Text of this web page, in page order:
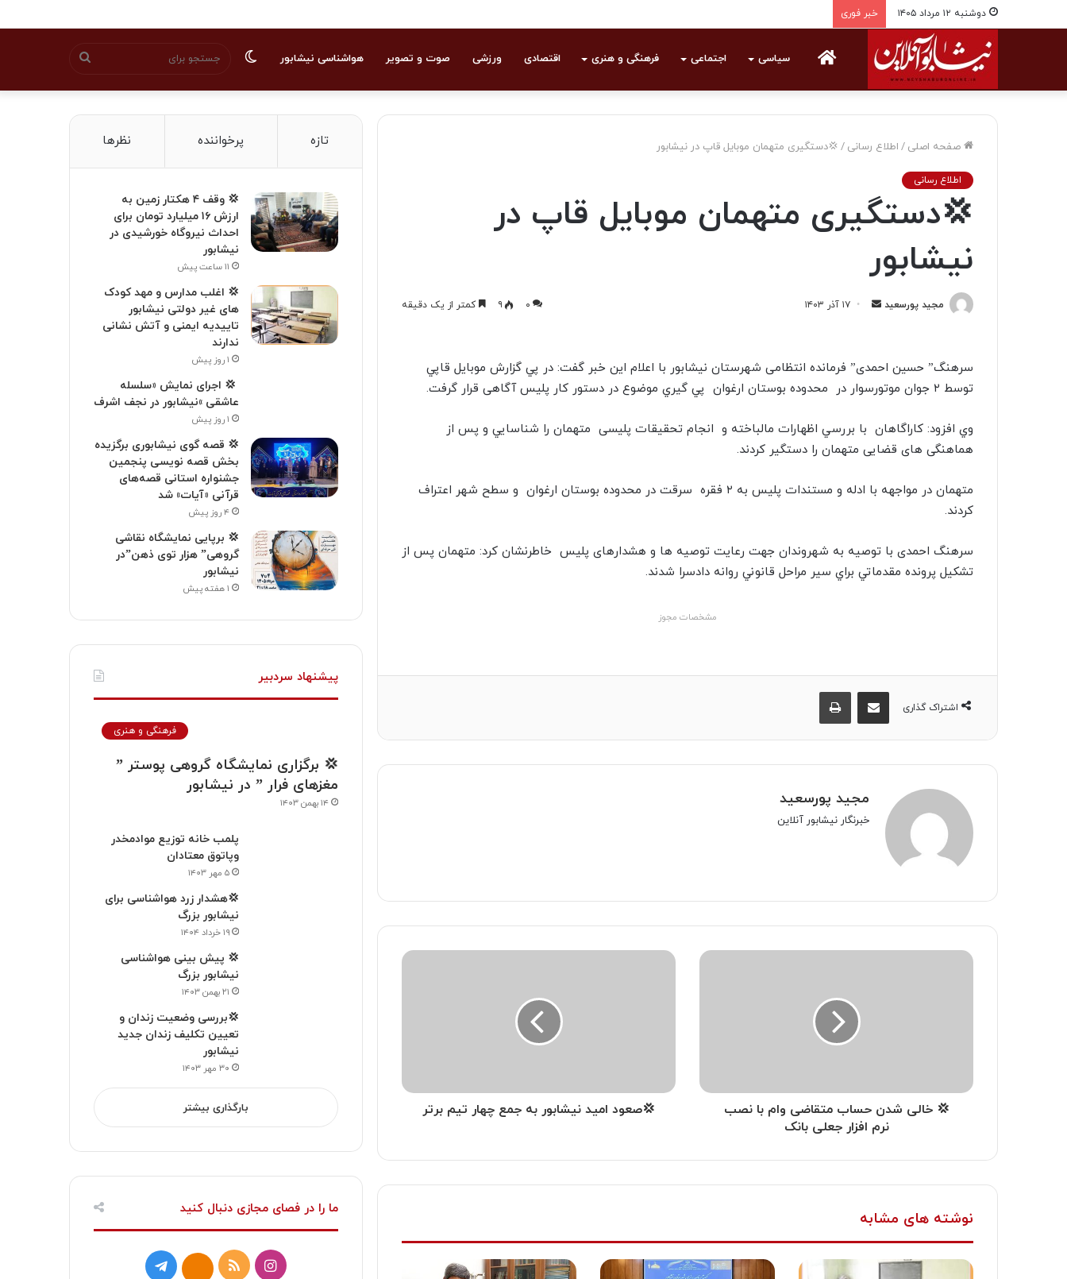
دوشنبه ۱۲ مرداد ۱۴۰۵ خبر فوری
سیاسی اجتماعی فرهنگی و هنری اقتصادی ورزشی صوت و تصویر هواشناسی نیشابور
برای
تغییر
صفحه اصلی / اطلاع رسانی / 💢دستگیری متهمان موبایل قاپ در نیشابور
اطلاع رسانی
💢دستگیری متهمان موبایل قاپ در
نیشابور
مجید پورسعید
ی
ی
۱۷ آذر ۱۴۰۳ ۰ ۹ کمتر از یک دقیقه
سرهنگ” حسین احمدی” فرمانده انتظامی شهرستان نیشابور با اعلام اين خبر گفت: در پي گزارش موبايل قاپي
توسط ۲ جوان موتورسوار در محدوده بوستان ارغوان پي گيري موضوع در دستور کار پلیس آگاهی قرار گرفت.
وي افزود: کاراگاهان با بررسي اظهارات مالباخته و انجام تحقیقات پلیسی متهمان را شناسايي و پس از
هماهنگی های قضایی متهمان را دستگیر کردند.
متهمان در مواجهه با ادله و مستندات پلیس به ۲ فقره سرقت در محدوده بوستان ارغوان و سطح شهر اعتراف
کردند.
سرهنگ احمدی با توصیه به شهروندان جهت رعایت توصیه ها و هشدارهای پلیس خاطرنشان کرد: متهمان پس از
تشکيل پرونده مقدماتي براي سير مراحل قانوني روانه دادسرا شدند.
مشخصات مجوز
اشتراک گذاری
مجید پورسعید
خبرنگار نیشابور آنلاین
💢 خالی شدن حساب متقاضی وام با نصب
نرم افزار جعلی بانک
💢صعود امید نیشابور به جمع چهار تیم برتر
نوشته های مشابه
تازه پرخواننده نظرها
💢 وقف ۴ هکتار زمین به
ارزش ۱۶ میلیارد تومان برای
احداث نیروگاه خورشیدی در
نیشابور
۱۱ ساعت پیش
💢 اغلب مدارس و مهد کودک
های غیر دولتی نیشابور
تاییدیه ایمنی و آتش نشانی
ندارند
۱ روز پیش
‍ 💢 اجرای نمایش «سلسله
عاشقی »نیشابور در نجف اشرف
۱ روز پیش
💢 قصه گوی نیشابوری برگزیده
بخش قصه نویسی پنجمین
جشنواره استانی قصه‌های
قرآنی «آیات» شد
۴ روز پیش
💢 برپایی نمایشگاه نقاشی
گروهی” هزار توی ذهن”در
نیشابور
۱ هفته پیش
پیشنهاد سردبیر
فرهنگی و هنری
💢 برگزاری نمایشگاه گروهی پوستر ”
مغزهای فرار ” در نيشابور
۱۴ بهمن ۱۴۰۳
پلمب خانه توزیع موادمخدر
وپاتوق معتادان
۵ مهر ۱۴۰۳
💢هشدار زرد هواشناسی برای
نیشابور بزرگ
۱۹ خرداد ۱۴۰۴
💢 پیش بینی هواشناسی
نیشابور بزرگ
۲۱ بهمن ۱۴۰۳
💢بررسی وضعیت زندان و
تعیین تکلیف زندان جدید
نیشابور
۳۰ مهر ۱۴۰۳
بارگذاری بیشتر
ما را در فصای مجازی دنبال کنید
ا
خ